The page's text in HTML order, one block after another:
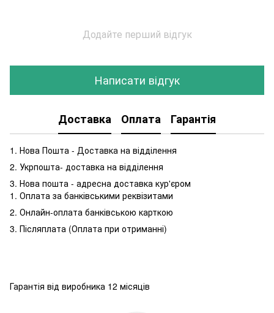
Додайте перший відгук
Написати відгук
Доставка Оплата Гарантія
1. Нова Пошта - Доставка на відділення
2. Укрпошта- доставка на відділення
3. Нова пошта - адресна доставка кур'єром
1. Оплата за банківськими реквізитами
2. Онлайн-оплата банківською карткою
3. Післяплата (Оплата при отриманні)
Гарантія від виробника 12 місяців